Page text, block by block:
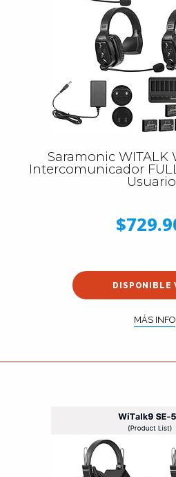
Saramonic WITALK
Intercomunicador
DISPONIBLE
MÁS INFO